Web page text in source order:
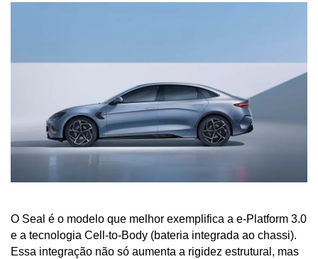
O Seal é o modelo que melhor exemplifica a e-Platform 3.0
e a tecnologia Cell-to-Body (bateria integrada ao chassi).
Essa integração não só aumenta a rigidez estrutural, mas